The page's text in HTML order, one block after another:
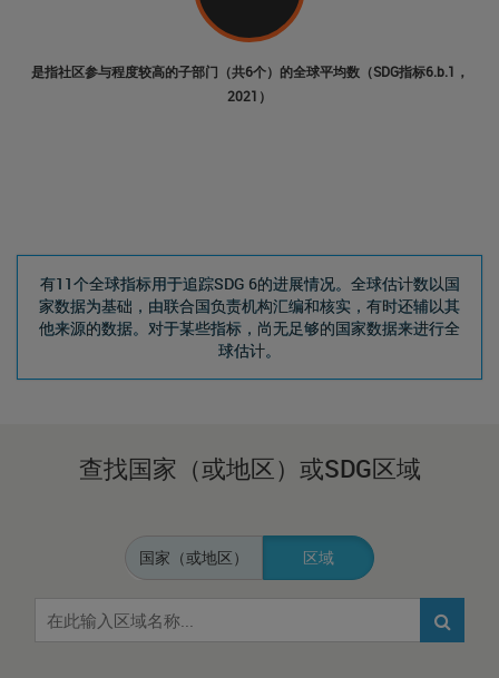
是指社区参与程度较高的子部门（共6个）的全球平均数（SDG指标6.b.1，
2021）
有11个全球指标用于追踪SDG 6的进展情况。全球估计数以国
家数据为基础，由联合国负责机构汇编和核实，有时还辅以其
他来源的数据。对于某些指标，尚无足够的国家数据来进行全
球估计。
查找国家（或地区）或SDG区域
国家（或地区） 区域